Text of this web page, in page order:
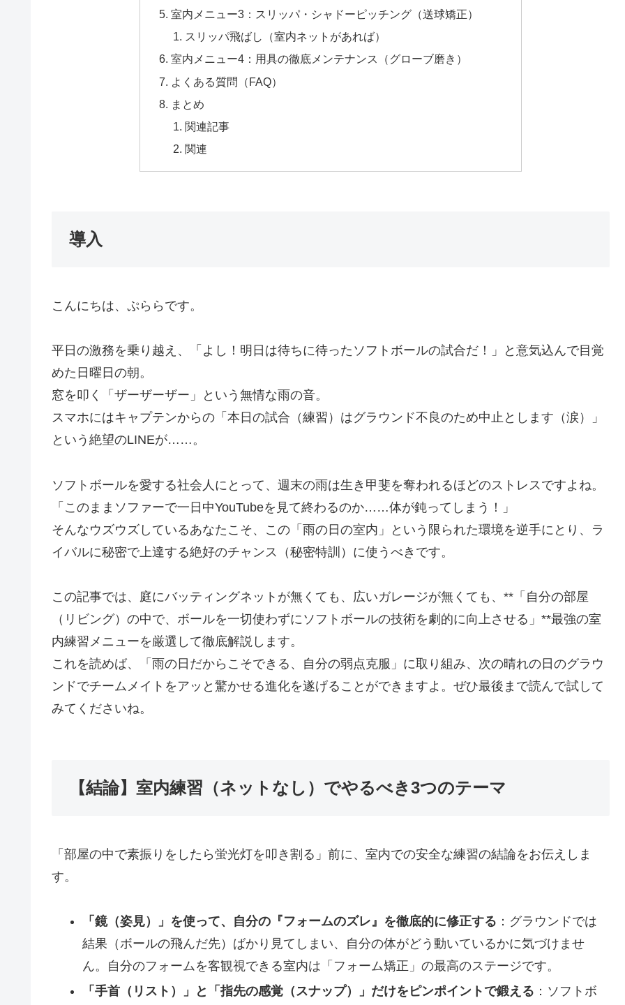
室内メニュー3：スリッパ・シャドーピッチング（送球矯正）
スリッパ飛ばし（室内ネットがあれば）
室内メニュー4：用具の徹底メンテナンス（グローブ磨き）
よくある質問（FAQ）
まとめ
関連記事
関連
導入
こんにちは、ぷららです。
平日の激務を乗り越え、「よし！明日は待ちに待ったソフトボールの試合だ！」と意気込んで目覚
めた日曜日の朝。
窓を叩く「ザーザーザー」という無情な雨の音。
スマホにはキャプテンからの「本日の試合（練習）はグラウンド不良のため中止とします（涙）」
という絶望のLINEが……。
ソフトボールを愛する社会人にとって、週末の雨は生き甲斐を奪われるほどのストレスですよね。
「このままソファーで一日中YouTubeを見て終わるのか……体が鈍ってしまう！」
そんなウズウズしているあなたこそ、この「雨の日の室内」という限られた環境を逆手にとり、ラ
イバルに秘密で上達する絶好のチャンス（秘密特訓）に使うべきです。
この記事では、庭にバッティングネットが無くても、広いガレージが無くても、**「自分の部屋
（リビング）の中で、ボールを一切使わずにソフトボールの技術を劇的に向上させる」**最強の室
内練習メニューを厳選して徹底解説します。
これを読めば、「雨の日だからこそできる、自分の弱点克服」に取り組み、次の晴れの日のグラウ
ンドでチームメイトをアッと驚かせる進化を遂げることができますよ。ぜひ最後まで読んで試して
みてくださいね。
【結論】室内練習（ネットなし）でやるべき3つのテーマ
「部屋の中で素振りをしたら蛍光灯を叩き割る」前に、室内での安全な練習の結論をお伝えしま
す。
「鏡（姿見）」を使って、自分の『フォームのズレ』を徹底的に修正する ：グラウンドでは
結果（ボールの飛んだ先）ばかり見てしまい、自分の体がどう動いているかに気づけませ
ん。自分のフォームを客観視できる室内は「フォーム矯正」の最高のステージです。
「手首（リスト）」と「指先の感覚（スナップ）」だけをピンポイントで鍛える ：ソフトボ